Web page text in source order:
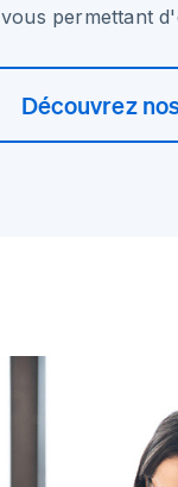
vous permettant
Découvrez